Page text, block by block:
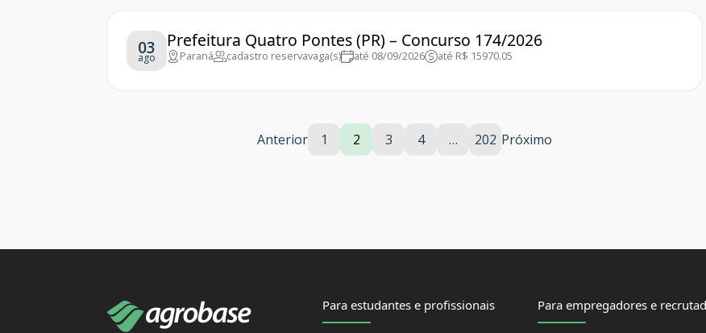
03
ago
Prefeitura Quatro Pontes (PR) – Concurso 174/2026
Paraná cadastro reservavaga(s) até 08/09/2026 até R$ 15970.05
Anterior 1 2 3 4 … 202 Próximo
Para estudantes e profissionais Para empregadores e